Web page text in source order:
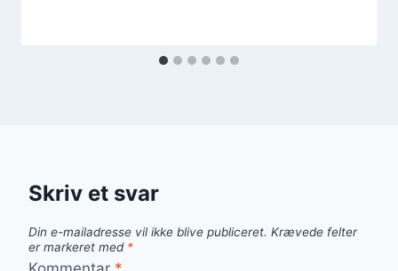
Skriv et svar
Din e-mailadresse vil ikke blive publiceret. Krævede felter
er markeret med *